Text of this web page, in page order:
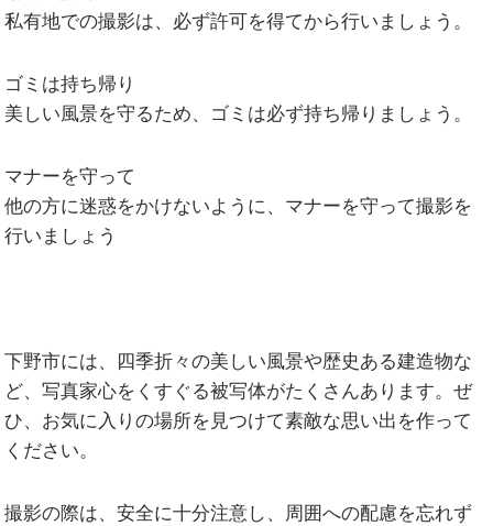
私有地での撮影は、必ず許可を得てから行いましょう。
ゴミは持ち帰り
美しい風景を守るため、ゴミは必ず持ち帰りましょう。
マナーを守って
他の方に迷惑をかけないように、マナーを守って撮影を
行いましょう
下野市には、四季折々の美しい風景や歴史ある建造物な
ど、写真家心をくすぐる被写体がたくさんあります。ぜ
ひ、お気に入りの場所を見つけて素敵な思い出を作って
ください。
撮影の際は、安全に十分注意し、周囲への配慮を忘れず